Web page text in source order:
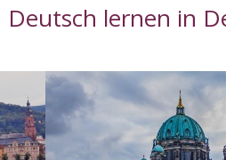
Deutsch lernen in